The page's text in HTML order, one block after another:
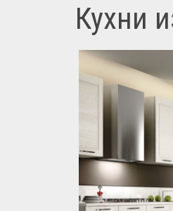
Кухни